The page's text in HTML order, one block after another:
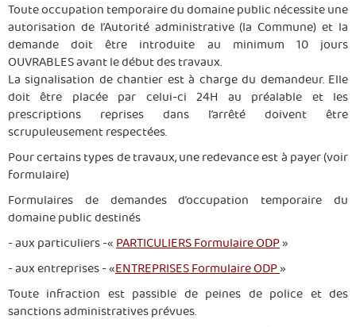
Toute occupation temporaire du domaine public nécessite une
autorisation de l’Autorité administrative (la Commune) et la
demande doit être introduite au minimum 10 jours
OUVRABLES avant le début des travaux.
La signalisation de chantier est à charge du demandeur. Elle
doit être placée par celui-ci 24H au préalable et les
prescriptions reprises dans l’arrêté doivent être
scrupuleusement respectées.
Pour certains types de travaux, une redevance est à payer (voir
formulaire)
Formulaires de demandes d’occupation temporaire du
domaine public destinés
- aux particuliers -«PARTICULIERS Formulaire ODP»
- aux entreprises - «ENTREPRISES Formulaire ODP»
Toute infraction est passible de peines de police et des
sanctions administratives prévues.